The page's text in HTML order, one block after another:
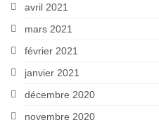
avril 2021
mars 2021
février 2021
janvier 2021
décembre 2020
novembre 2020